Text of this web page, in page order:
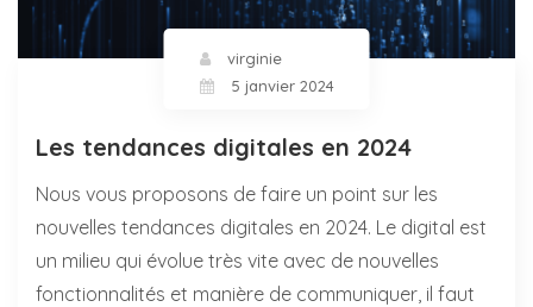
virginie
5 janvier 2024
Les tendances digitales en 2024
Nous vous proposons de faire un point sur les
nouvelles tendances digitales en 2024. Le digital est
un milieu qui évolue très vite avec de nouvelles
fonctionnalités et manière de communiquer, il faut